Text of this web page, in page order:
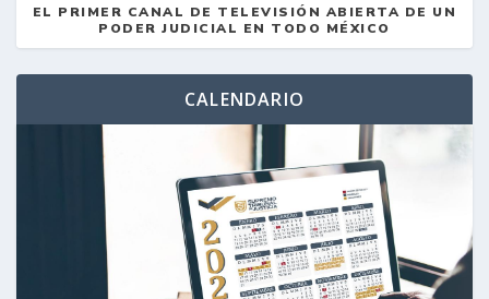
EL PRIMER CANAL DE TELEVISIÓN ABIERTA DE UN
PODER JUDICIAL EN TODO MÉXICO
CALENDARIO